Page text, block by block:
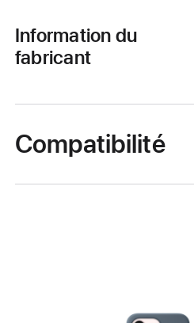
Information du
fabricant
Compatibilité